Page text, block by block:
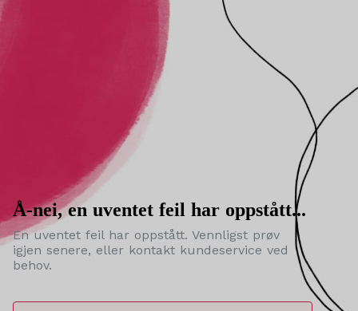
Å-nei, en uventet feil har oppstått...
En uventet feil har oppstått. Vennligst prøv
igjen senere, eller kontakt kundeservice ved
behov.